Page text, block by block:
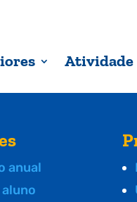
Atividade
anual